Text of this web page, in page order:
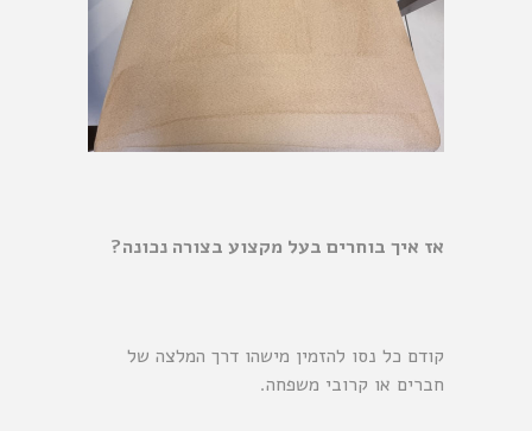
אז איך בוחרים בעל מקצוע בצורה נכונה?
קודם כל נסו להזמין מישהו דרך המלצה של
חברים או קרובי משפחה.